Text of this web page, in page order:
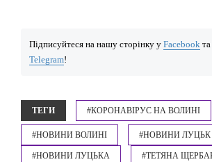
Підписуйтеся на нашу сторінку у Facebook
Telegram!
ТЕГИ #КОРОНАВІРУС НА ВОЛИНІ
#НОВИНИ ВОЛИНІ #НОВИНИ ЛУЦЬК
#НОВИНИ ЛУЦЬКА #ТЕТЯНА